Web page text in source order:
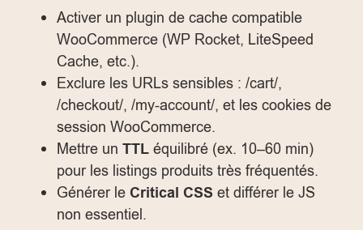
Activer un plugin de cache compatible
WooCommerce (WP Rocket, LiteSpeed
Cache, etc.).
Exclure les URLs sensibles : /cart/,
/checkout/, /my-account/, et les cookies de
session WooCommerce.
Mettre un TTL équilibré (ex. 10–60 min)
pour les listings produits très fréquentés.
Générer le Critical CSS et différer le JS
non essentiel.